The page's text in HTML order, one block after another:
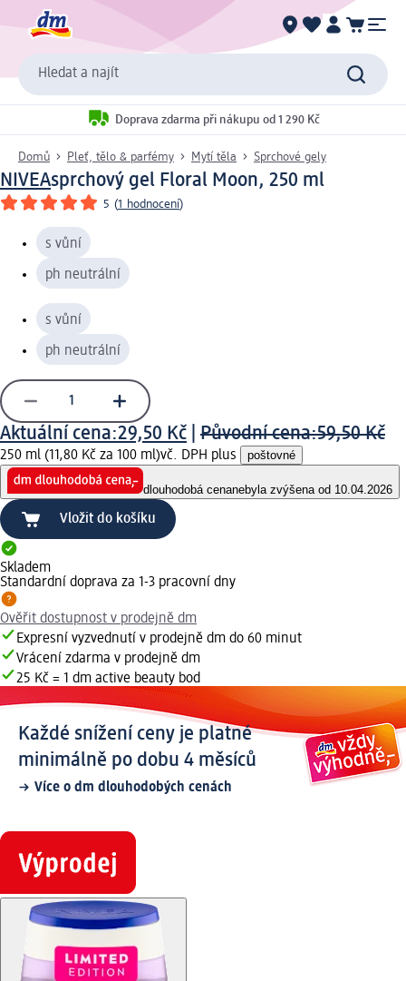
Hledat a najít
Doprava zdarma při nákupu od 1 290 Kč
Domů Pleť, tělo & parfémy Mytí těla Sprchové gely
NIVEAsprchový gel Floral Moon, 250 ml
5 (1 hodnocení)
s vůní
ph neutrální
s vůní
ph neutrální
Aktuální cena:29,50 Kč Původní cena:59,50 Kč
250 ml (11,80 Kč za 100 ml)vč. DPH plus poštovné
dlouhodobá cenanebyla zvýšena od 10.04.2026
Vložit do košíku
Skladem
Standardní doprava za 1-3 pracovní dny
Ověřit dostupnost v prodejně dm
Expresní vyzvednutí v prodejně dm do 60 minut
Vrácení zdarma v prodejně dm
25 Kč = 1 dm active beauty bod
Každé snížení ceny je platné
minimálně po dobu 4 měsíců
Více o dm dlouhodobých cenách